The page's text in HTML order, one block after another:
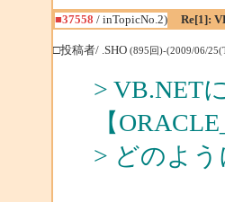
■37558 / inTopicNo.2) Re[1]:
□投稿者/ .SHO (895回)-(2009/06/
> VB.NET
【
> どのよ